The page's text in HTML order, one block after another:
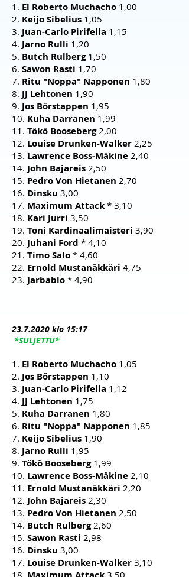
1. El Roberto Muchacho 1,00
2. Keijo Sibelius 1,05
3. Juan-Carlo Pirifella 1,15
4. Jarno Rulli 1,20
5. Butch Rulberg1,50
6. Sawon Rasti 1,70
7. Ritu "Noppa" Napponen 1,80
8. JJ Lehtonen 1,90
9. Jos Börstappen 1,95
10. Kuha Darranen 1,99
11. Tökö Booseberg2,00
12. Louise Drunken-Walker 2,25
13. Lawrence Boss-Mäkine 2,40
14. John Bajareis 2,50
15. Pedro Von Hietanen 2,70
16. Dinsku 3,00
17. Maximum Attack * 3,10
18. Kari Jurri 3,50
19. Toni Kardinaalimaisteri 3,90
20. Juhani Ford * 4,10
21. Timo Salo * 4,60
22. Ernold Mustanäkkäri 4,75
23. Jarbablo * 4,90
23.7.2020 klo 15:17
*SULJETTU*
1. El Roberto Muchacho 1,05
2. Jos Börstappen 1,10
3. Juan-Carlo Pirifella 1,12
4. JJ Lehtonen 1,75
5. Kuha Darranen 1,80
6. Ritu "Noppa" Napponen 1,85
7. Keijo Sibelius 1,90
8. Jarno Rulli 1,95
9. Tökö Booseberg 1,99
10. Lawrence Boss-Mäkine 2,10
11. Ernold Mustanäkkäri 2,20
12. John Bajareis 2,30
13. Pedro Von Hietanen 2,50
14. Butch Rulberg2,60
15. Sawon Rasti 2,98
16. Dinsku 3,00
17. Louise Drunken-Walker 3,10
18.
3,50